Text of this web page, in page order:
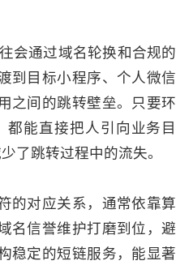
会通过域名轮换和合规的
到目标小程序、个人微信
之间的跳转壁垒。只要环
能直接把人引向业务目
了跳转过程中的流失。
的对应关系，通常依靠算
名信誉维护打磨到位，避
稳定的短链服务，能显著